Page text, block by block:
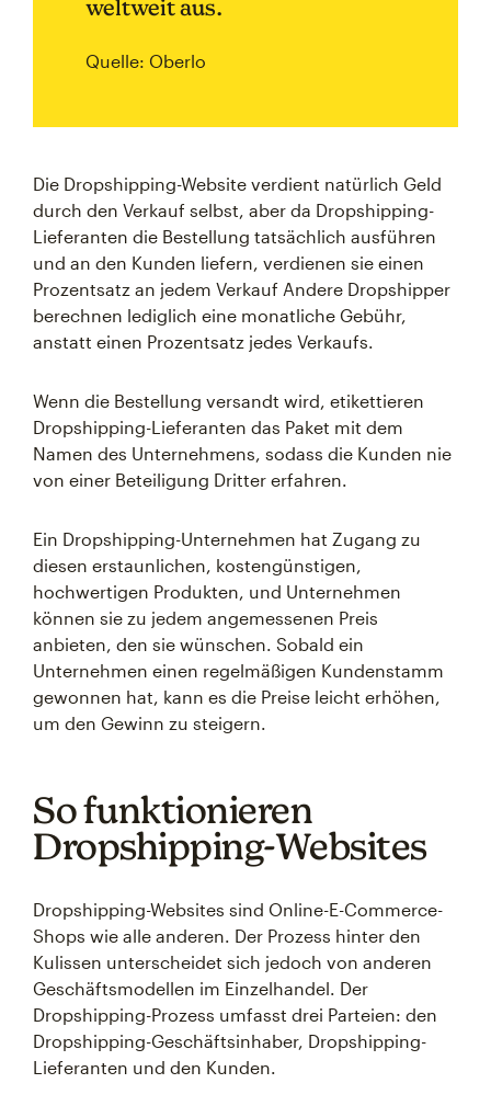
weltweit aus.
Quelle: Oberlo
Die Dropshipping-Website verdient natürlich Geld
durch den Verkauf selbst, aber da Dropshipping-
Lieferanten die Bestellung tatsächlich ausführen
und an den Kunden liefern, verdienen sie einen
Prozentsatz an jedem Verkauf Andere Dropshipper
berechnen lediglich eine monatliche Gebühr,
anstatt einen Prozentsatz jedes Verkaufs.
Wenn die Bestellung versandt wird, etikettieren
Dropshipping-Lieferanten das Paket mit dem
Namen des Unternehmens, sodass die Kunden nie
von einer Beteiligung Dritter erfahren.
Ein Dropshipping-Unternehmen hat Zugang zu
diesen erstaunlichen, kostengünstigen,
hochwertigen Produkten, und Unternehmen
können sie zu jedem angemessenen Preis
anbieten, den sie wünschen. Sobald ein
Unternehmen einen regelmäßigen Kundenstamm
gewonnen hat, kann es die Preise leicht erhöhen,
um den Gewinn zu steigern.
So funktionieren
Dropshipping-Websites
Dropshipping-Websites sind Online-E-Commerce-
Shops wie alle anderen. Der Prozess hinter den
Kulissen unterscheidet sich jedoch von anderen
Geschäftsmodellen im Einzelhandel. Der
Dropshipping-Prozess umfasst drei Parteien: den
Dropshipping-Geschäftsinhaber, Dropshipping-
Lieferanten und den Kunden.